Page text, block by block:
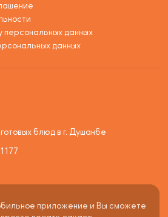
персональных данных
данных
блюд в г. Душанбе
приложение и Вы сможете